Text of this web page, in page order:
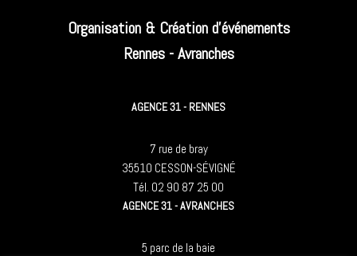
Organisation & Création d'événements
Rennes - Avranches
AGENCE 31 - RENNES
7 rue de bray
35510 CESSON-SÉVIGNÉ
Tél. 02 90 87 25 00
AGENCE 31 - AVRANCHES
5 parc de la baie